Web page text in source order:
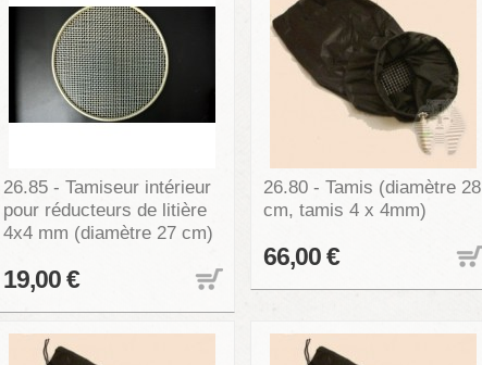
26.85 - Tamiseur intérieur
pour réducteurs de litière
4x4 mm (diamètre 27 cm)
19,00 €
26.80 - Tamis (diamètre 28
cm, tamis 4 x 4mm)
66,00 €